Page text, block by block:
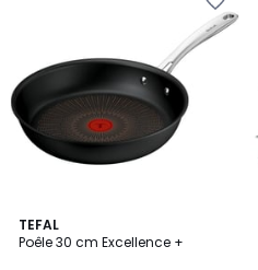
TEFAL
Poêle 30 cm Excellence +